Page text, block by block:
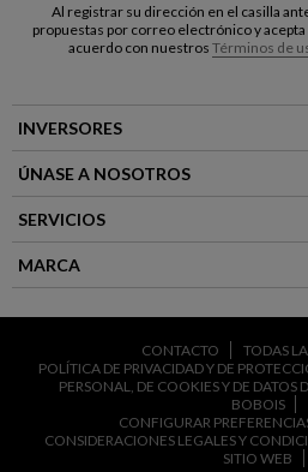
Al registrar su dirección en el casilla
propuestas por correo electrónico y
acuerdo con nuestros Términos de
INVERSORES
ÚNASE A NOSOTROS
SERVICIOS
MARCA
CONTACTO
TODAS
POLÍTICA DE PRIVACIDAD Y DE
PERSONAL, DE COOKIES Y DE DATOS
BOBOIS
CONFIGURAR
CONSIDERACIONES LEGALES Y
SITIO WEB